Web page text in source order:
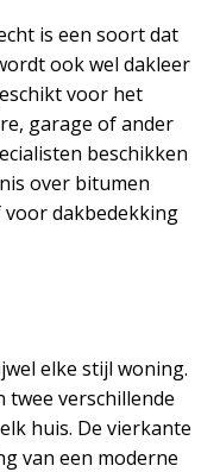
is een soort dat
ook wel dakleer
voor het
garage of ander
beschikken
over bitumen
voor dakbedekking
elke stijl woning.
verschillende
huis. De vierkante
van een moderne